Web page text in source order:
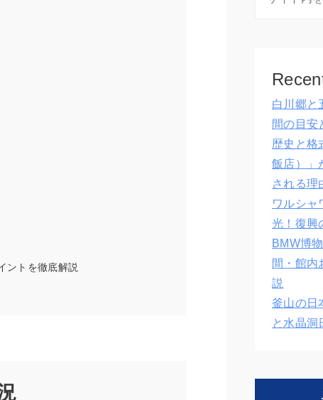
ントを徹底解説
白川郷と
間の目安
歴史と格
飯店）」
される理
ワルシャ
光！復興
BMW博
間・館内
説
釜山の日
と水晶洞